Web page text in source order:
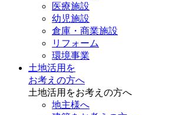
医療施設
幼児施設
倉庫・商業施設
リフォーム
環境事業
土地活用を
お考えの方へ
土地活用をお考えの方へ
地主様へ